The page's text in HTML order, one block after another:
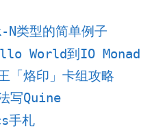
N类型的简单例子
World到IO Monad
「烙印」卡组攻略
写Quine
手札